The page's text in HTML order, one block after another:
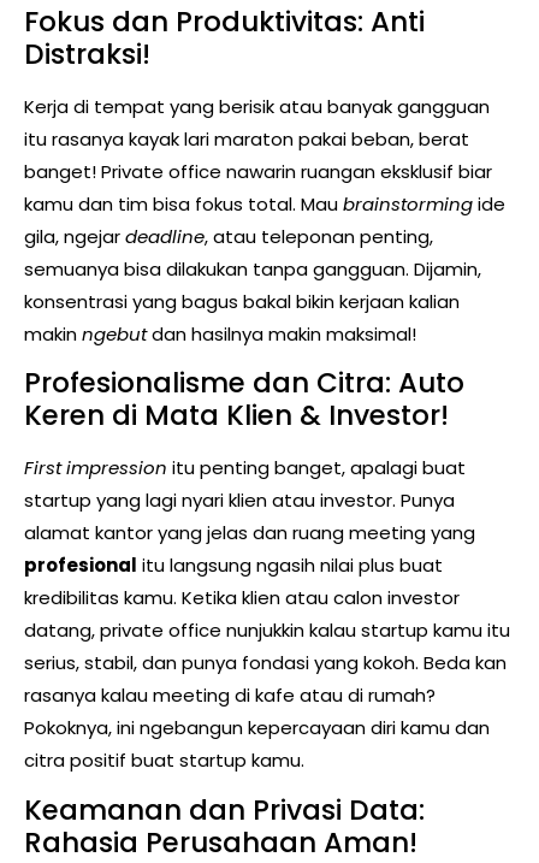
Fokus dan Produktivitas: Anti
Distraksi!
Kerja di tempat yang berisik atau banyak gangguan
itu rasanya kayak lari maraton pakai beban, berat
banget! Private office nawarin ruangan eksklusif biar
kamu dan tim bisa fokus total. Maubrainstormingide
gila, ngejardeadline, atau teleponan penting,
semuanya bisa dilakukan tanpa gangguan. Dijamin,
konsentrasi yang bagus bakal bikin kerjaan kalian
makinngebutdan hasilnya makin maksimal!
Profesionalisme dan Citra: Auto
Keren di Mata Klien & Investor!
First impression itu penting banget, apalagi buat
startup yang lagi nyari klien atau investor. Punya
alamat kantor yang jelas dan ruang meeting yang
profesional itu langsung ngasih nilai plus buat
kredibilitas kamu. Ketika klien atau calon investor
datang, private office nunjukkin kalau startup kamu itu
serius, stabil, dan punya fondasi yang kokoh. Beda kan
rasanya kalau meeting di kafe atau di rumah?
Pokoknya, ini ngebangun kepercayaan diri kamu dan
citra positif buat startup kamu.
Keamanan dan Privasi Data:
Rahasia Perusahaan Aman!